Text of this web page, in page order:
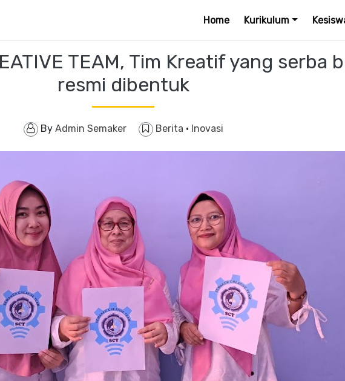
Home Kurikulum
TEAM, Tim Kreatif yang serba
resmi dibentuk
By Admin Semaker Berita · Inovasi